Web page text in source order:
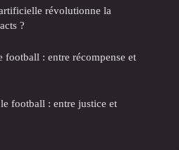
révolutionne la
?
football : entre récompense et
football : entre justice et